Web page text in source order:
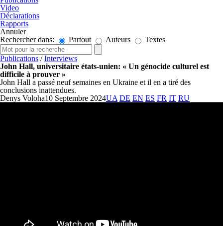
Video
Déclarations
Rapports
Annuler
Rechercher dans:
Partout Auteurs Textes
Publications /Interviews
John Hall, universitaire états-unien: « Un génocide culturel est
difficile à prouver »
John Hall a passé neuf semaines en Ukraine et il en a tiré des
conclusions inattendues.
Denys Voloha10 Septembre 2024UA DE EN ES FR IT RU